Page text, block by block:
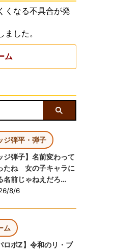
くなる不具合が発
した。
ム
ジ弾平・弾子
ジ弾子】名前変わって
たね 女の子キャラに
名前じゃねえだろ…
8/6
ム
ロボZ】令和のリ・ブ